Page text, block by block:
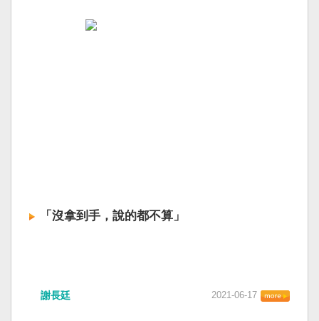
「沒拿到手，說的都不算」
謝長廷 2021-06-17